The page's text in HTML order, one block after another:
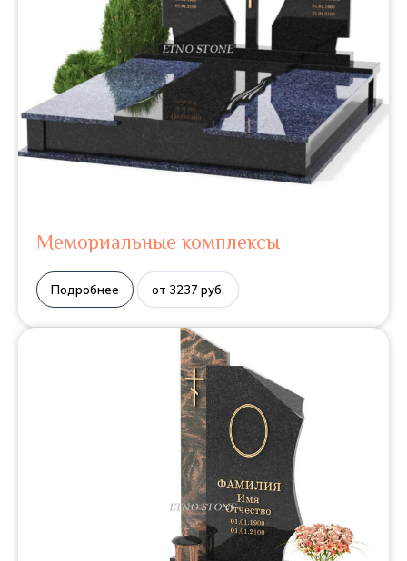
Мемориальные комплексы
Подробнее от 3237 руб.